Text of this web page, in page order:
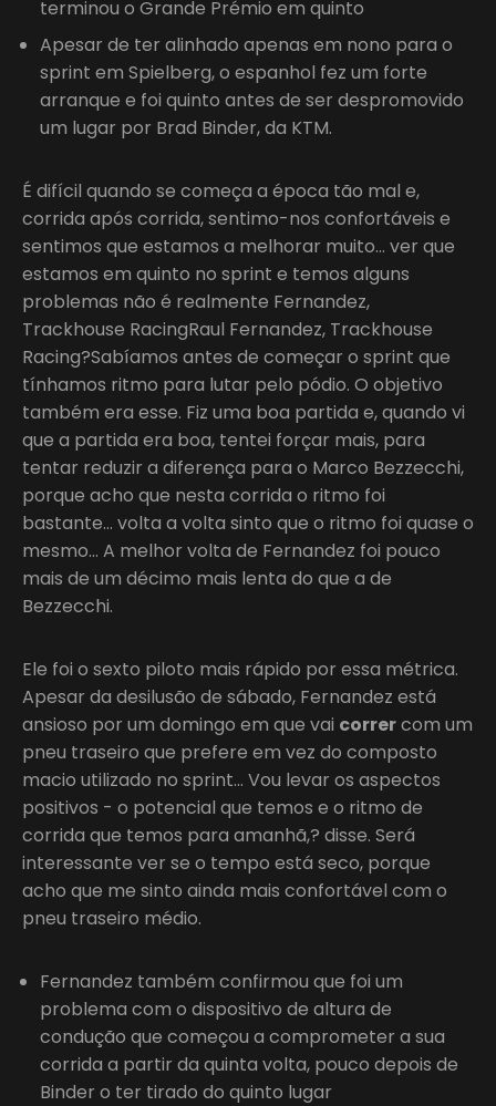
terminou o Grande Prémio em quinto
Apesar de ter alinhado apenas em nono para o
sprint em Spielberg, o espanhol fez um forte
arranque e foi quinto antes de ser despromovido
um lugar por Brad Binder, da KTM.
É difícil quando se começa a época tão mal e,
corrida após corrida, sentimo-nos confortáveis e
sentimos que estamos a melhorar muito… ver que
estamos em quinto no sprint e temos alguns
problemas não é realmente Fernandez,
Trackhouse RacingRaul Fernandez, Trackhouse
Racing?Sabíamos antes de começar o sprint que
tínhamos ritmo para lutar pelo pódio. O objetivo
também era esse. Fiz uma boa partida e, quando vi
que a partida era boa, tentei forçar mais, para
tentar reduzir a diferença para o Marco Bezzecchi,
porque acho que nesta corrida o ritmo foi
bastante… volta a volta sinto que o ritmo foi quase o
mesmo… A melhor volta de Fernandez foi pouco
mais de um décimo mais lenta do que a de
Bezzecchi.
Ele foi o sexto piloto mais rápido por essa métrica.
Apesar da desilusão de sábado, Fernandez está
ansioso por um domingo em que vai corrercom um
pneu traseiro que prefere em vez do composto
macio utilizado no sprint… Vou levar os aspectos
positivos - o potencial que temos e o ritmo de
corrida que temos para amanhã,? disse. Será
interessante ver se o tempo está seco, porque
acho que me sinto ainda mais confortável com o
pneu traseiro médio.
Fernandez também confirmou que foi um
problema com o dispositivo de altura de
condução que começou a comprometer a sua
corrida a partir da quinta volta, pouco depois de
Binder o ter tirado do quinto lugar